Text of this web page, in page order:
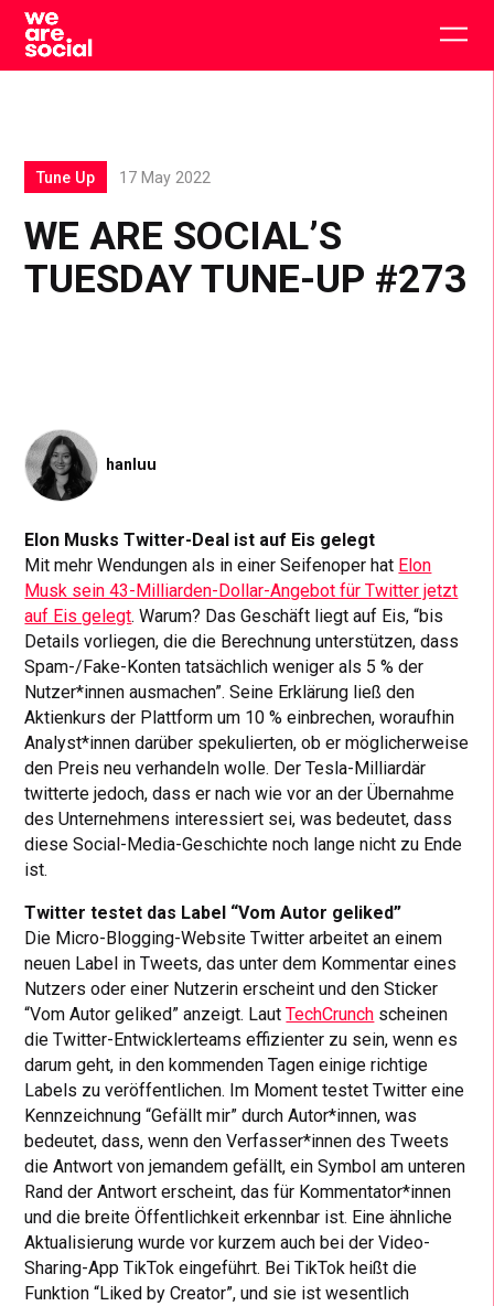
Skip
content
WE ARE SOCIAL’S
TUESDAY TUNE-UP #273
Tune Up 17 May 2022
hanluu
Elon Musks Twitter-Deal ist auf Eis gelegt
Mit mehr Wendungen als in einer Seifenoper hat Elon
Musk sein 43-Milliarden-Dollar-Angebot für Twitter jetzt
auf Eis gelegt. Warum? Das Geschäft liegt auf Eis, “bis
Details vorliegen, die die Berechnung unterstützen, dass
Spam-/Fake-Konten tatsächlich weniger als 5 % der
Nutzer*innen ausmachen”. Seine Erklärung ließ den
Aktienkurs der Plattform um 10 % einbrechen, woraufhin
Analyst*innen darüber spekulierten, ob er möglicherweise
den Preis neu verhandeln wolle. Der Tesla-Milliardär
twitterte jedoch, dass er nach wie vor an der Übernahme
des Unternehmens interessiert sei, was bedeutet, dass
diese Social-Media-Geschichte noch lange nicht zu Ende
ist.
Twitter testet das Label “Vom Autor geliked”
Die Micro-Blogging-Website Twitter arbeitet an einem
neuen Label in Tweets, das unter dem Kommentar eines
Nutzers oder einer Nutzerin erscheint und den Sticker
“Vom Autor geliked” anzeigt. LautTechCrunch scheinen
die Twitter-Entwicklerteams effizienter zu sein, wenn es
darum geht, in den kommenden Tagen einige richtige
Labels zu veröffentlichen. Im Moment testet Twitter eine
Kennzeichnung “Gefällt mir” durch Autor*innen, was
bedeutet, dass, wenn den Verfasser*innen des Tweets
die Antwort von jemandem gefällt, ein Symbol am unteren
Rand der Antwort erscheint, das für Kommentator*innen
und die breite Öffentlichkeit erkennbar ist. Eine ähnliche
Aktualisierung wurde vor kurzem auch bei der Video-
Sharing-App TikTok eingeführt. Bei TikTok heißt die
Funktion “Liked by Creator”, und sie ist wesentlich